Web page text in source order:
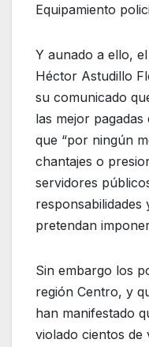
Equipamiento
Y aunado a ello,
Héctor Astudillo
su comunicado
las mejor
que “por ningún
chantajes o
servidores
responsabilidades
pretendan
Sin embargo los
región Centro, y
han manifestado
violado cientos de